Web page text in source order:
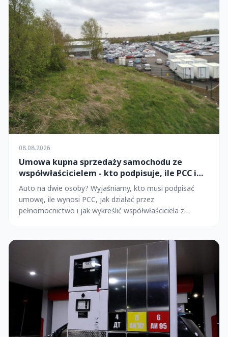
08.08.2026
Umowa kupna sprzedaży samochodu ze
współwłaścicielem - kto podpisuje, ile PCC i
jak nie wpaść w pułapkę?
Auto na dwie osoby? Wyjaśniamy, kto musi podpisać
umowę, ile wynosi PCC, jak działać przez
pełnomocnictwo i jak wykreślić współwłaściciela z